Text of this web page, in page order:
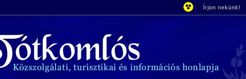
Írjon nekünk!